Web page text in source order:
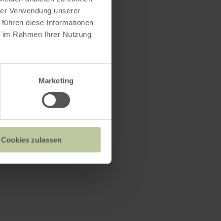
Verwendung unserer
diese Informationen
Rahmen Ihrer Nutzung
Marketing
Cookies zulassen